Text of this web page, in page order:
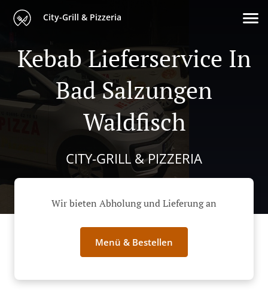
City-Grill & Pizzeria
Kebab Lieferservice In
Bad Salzungen
Waldfisch
CITY-GRILL & PIZZERIA
Wir bieten Abholung und Lieferung an
Menü & Bestellen